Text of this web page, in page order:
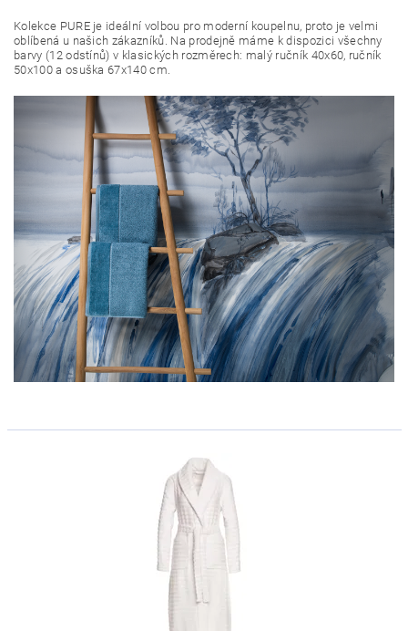
Kolekce PURE je ideální volbou pro moderní koupelnu, proto je velmi
oblíbená u našich zákazníků. Na prodejně máme k dispozici všechny
barvy (12 odstínů) v klasických rozměrech: malý ručník 40x60, ručník
50x100 a osuška 67x140 cm.